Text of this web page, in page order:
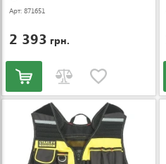
Арт: 871651
2 393 грн.